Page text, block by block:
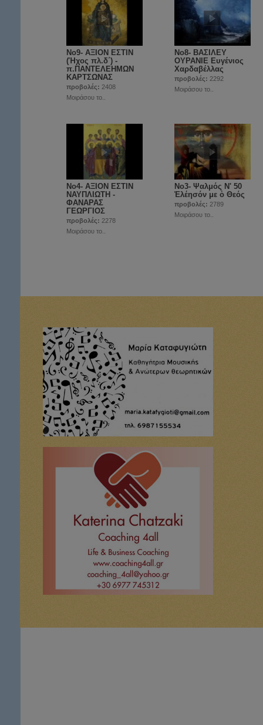
Νο9- ΑΞΙΟΝ ΕΣΤΙΝ
(Ήχος πλ.δ΄) -
π.ΠΑΝΤΕΛΕΗΜΩΝ
ΚΑΡΤΣΩΝΑΣ
προβολές: 2408
Μοιράσου το..
Νο8- ΒΑΣΙΛΕΥ
ΟΥΡΑΝΙΕ Ευγένιος
Χαρδαβέλλας
προβολές: 2292
Μοιράσου το..
Νο4- ΑΞΙΟΝ ΕΣΤΙΝ
ΝΑΥΠΛΙΩΤΗ -
ΦΑΝΑΡΑΣ
ΓΕΩΡΓΙΟΣ
προβολές: 2278
Μοιράσου το..
Νο3- Ψαλμός Ν' 50
Ἐλέησόν με ὁ Θεός
προβολές: 2789
Μοιράσου το..